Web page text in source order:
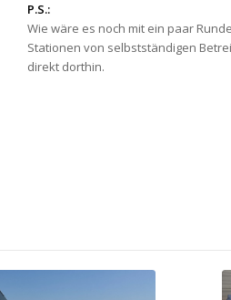
P.S.:
Wie wäre es noch mit ein paar
Stationen von selbstständigen
direkt dorthin.